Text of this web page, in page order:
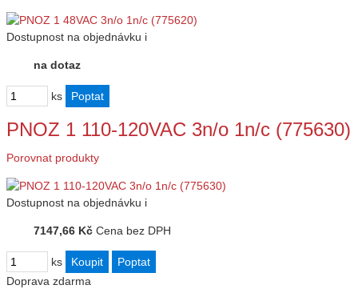
Dostupnost na objednávku i
na dotaz
ks
PNOZ 1 110-120VAC 3n/o 1n/c (775630)
Porovnat produkty
Dostupnost na objednávku i
7147,66 Kč Cena bez DPH
ks
Doprava zdarma